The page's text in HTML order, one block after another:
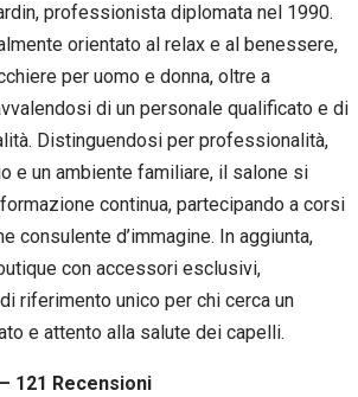
professionista diplomata nel 1990.
orientato al relax e al benessere,
per uomo e donna, oltre a
di un personale qualificato e di
Distinguendosi per professionalità,
e un ambiente familiare, il salone si
continua, partecipando a corsi
consulente d’immagine. In aggiunta,
con accessori esclusivi,
riferimento unico per chi cerca un
e attento alla salute dei capelli.
121 Recensioni